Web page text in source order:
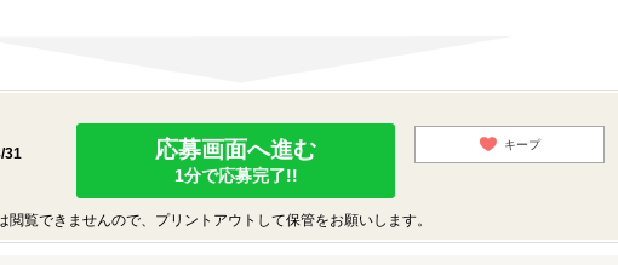
31
応募画面へ進む
1分で応募完了!!
キープ
覧できませんので、プリントアウトして保管をお願いします。